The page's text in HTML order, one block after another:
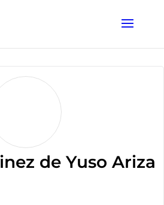
de Yuso Ariza